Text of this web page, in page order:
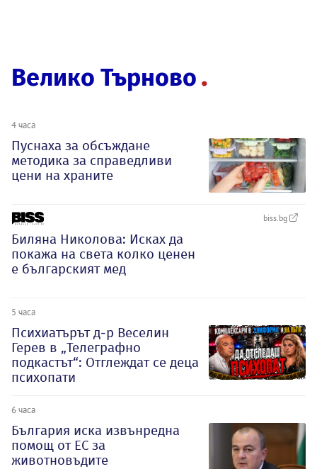
Велико Търново
4 часа
Пуснаха за обсъждане
методика за справедливи
цени на храните
biss.bg
Биляна Николова: Исках да
покажа на света колко ценен
е българският мед
5 часа
Психиатърът д-р Веселин
Герев в „Телеграфно
подкастът“: Отглеждат се деца
психопати
6 часа
България иска извънредна
помощ от ЕС за
животновъдите